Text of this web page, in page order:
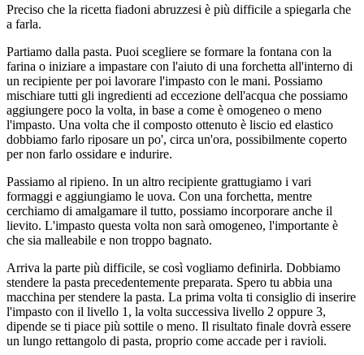
Preciso che la ricetta fiadoni abruzzesi è più difficile a spiegarla che
a farla.
Partiamo dalla pasta. Puoi scegliere se formare la fontana con la
farina o iniziare a impastare con l'aiuto di una forchetta all'interno di
un recipiente per poi lavorare l'impasto con le mani. Possiamo
mischiare tutti gli ingredienti ad eccezione dell'acqua che possiamo
aggiungere poco la volta, in base a come è omogeneo o meno
l'impasto. Una volta che il composto ottenuto è liscio ed elastico
dobbiamo farlo riposare un po', circa un'ora, possibilmente coperto
per non farlo ossidare e indurire.
Passiamo al ripieno. In un altro recipiente grattugiamo i vari
formaggi e aggiungiamo le uova. Con una forchetta, mentre
cerchiamo di amalgamare il tutto, possiamo incorporare anche il
lievito. L'impasto questa volta non sarà omogeneo, l'importante è
che sia malleabile e non troppo bagnato.
Arriva la parte più difficile, se così vogliamo definirla. Dobbiamo
stendere la pasta precedentemente preparata. Spero tu abbia una
macchina per stendere la pasta. La prima volta ti consiglio di inserire
l'impasto con il livello 1, la volta successiva livello 2 oppure 3,
dipende se ti piace più sottile o meno. Il risultato finale dovrà essere
un lungo rettangolo di pasta, proprio come accade per i ravioli.